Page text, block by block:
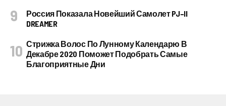
Россия Показала Новейший Самолет PJ–II
DREAMER
Стрижка Волос По Лунному Календарю В
Декабре 2020 Поможет Подобрать Самые
Благоприятные Дни